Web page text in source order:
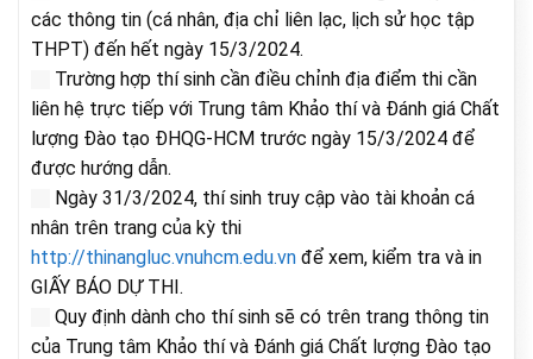
các thông tin (cá nhân, địa chỉ liên lạc, lịch sử học tập
THPT) đến hết ngày 15/3/2024.
Trường hợp thí sinh cần điều chỉnh địa điểm thi cần
liên hệ trực tiếp với Trung tâm Khảo thí và Đánh giá Chất
lượng Đào tạo ĐHQG-HCM trước ngày 15/3/2024 để
được hướng dẫn.
Ngày 31/3/2024, thí sinh truy cập vào tài khoản cá
nhân trên trang của kỳ thi
http://thinangluc.vnuhcm.edu.vn để xem, kiểm tra và in
GIẤY BÁO DỰ THI.
Quy định dành cho thí sinh sẽ có trên trang thông tin
của Trung tâm Khảo thí và Đánh giá Chất lượng Đào tạo